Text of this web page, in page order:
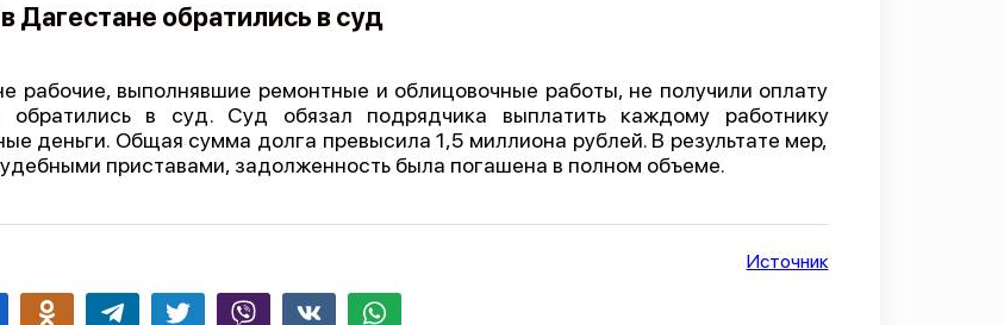
Дагестане обратились в суд
рабочие, выполнявшие ремонтные и облицовочные работы, не получили оплату
в суд. Суд обязал подрядчика выплатить каждому работнику
деньги. Общая сумма долга превысила 1,5 миллиона рублей. В результате мер,
приставами, задолженность была погашена в полном объеме.
OdnoklassnikiTelegram Twitter Viber Whatsapp
Источник